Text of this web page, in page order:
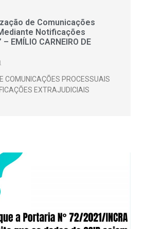
de Comunicações
Notificações
EMÍLIO CARNEIRO DE
COMUNICAÇÕES PROCESSUAIS
EXTRAJUDICIAIS